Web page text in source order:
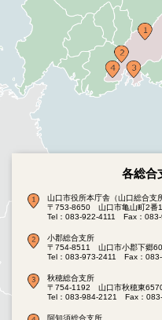
各総合
山口市役所本庁舎（山口総合支
〒753-8650 山口市亀山町2番
Tel：083-922-4111
Fax：
小郡総合支所
〒754-8511 山口市小郡下郷
Tel：083-973-2411
Fax：
秋穂総合支所
〒754-1192 山口市秋穂東
Tel：083-984-2121
Fax：
阿知須総合支所